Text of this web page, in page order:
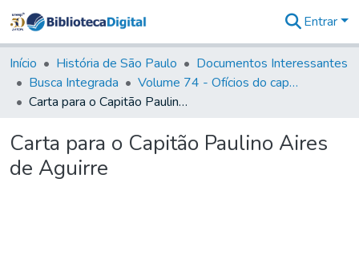
&
Coleções
Tudo na
Biblioteca
Estatísticas
Entrar
Início História de São Paulo
Documentos Interessantes
Busca Integrada
Volume 74 - Ofícios do capitão General Martim Lopes Lobo de Saldanha às Câmaras e Comandantes da Capitania (1775)
Carta para o Capitão Paulino Aires de Aguirre
Carta para o Capitão Paulino Aires
de Aguirre